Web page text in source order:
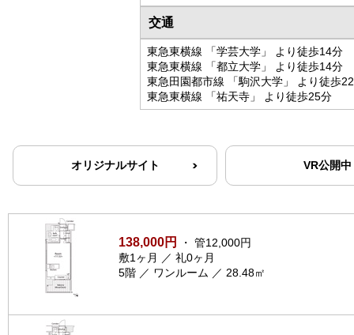
交通
東急東横線 「学芸大学」 より徒歩14分
東急東横線 「都立大学」 より徒歩14分
東急田園都市線 「駒沢大学」 より徒歩
東急東横線 「祐天寺」 より徒歩25分
オリジナルサイト VR公開中
138,000円
・ 管12,000円
敷1ヶ月 ／ 礼0ヶ月
5階 ／ ワンルーム ／ 28.48㎡